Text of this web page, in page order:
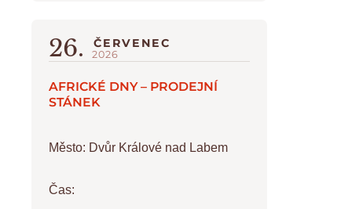
AFRICKÉ DNY – PRODEJNÍ
STÁNEK
Město: Dvůr Králové nad Labem
Čas:
26. ČERVENEC
2026